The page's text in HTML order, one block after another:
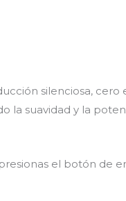
silenciosa, cero
la suavidad y la
el botón de